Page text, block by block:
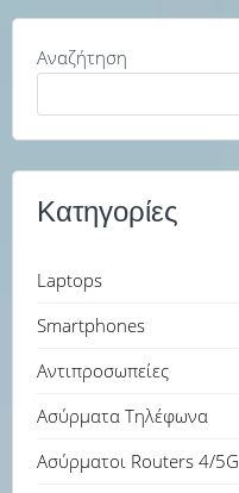
Αναζήτηση
Κατηγορίες
Laptops
Smartphones
Αντιπροσωπείες
Ασύρματα Τηλέφωνα
Ασύρματοι Routers 4/5G